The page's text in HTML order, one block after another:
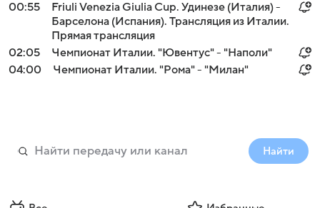
00:55
Friuli Venezia Giulia Cup. Удинезе (Италия) -
Барселона (Испания). Трансляция из Италии.
Прямая трансляция
02:05
Чемпионат Италии. "Ювентус" - "Наполи"
04:00
Чемпионат Италии. "Рома" - "Милан"
Найти